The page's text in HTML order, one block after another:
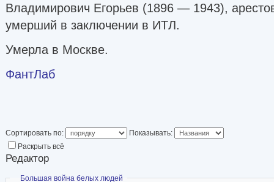
Владимирович Егорьев (1896 — 1943),
умерший в заключении в ИТЛ.
Умерла в Москве.
ФантЛаб
Сортировать по:
Показывать:
Раскрыть всё
Редактор
Скрыть
Большая война белых людей